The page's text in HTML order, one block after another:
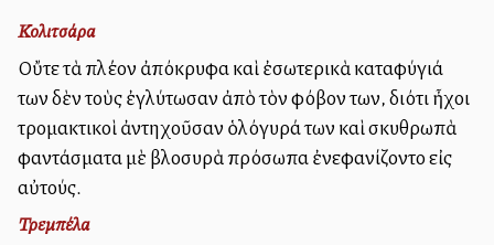
Κολιτσάρα
Οὔτε τὰ πλέον ἀπόκρυφα καὶ ἐσωτερικὰ καταφύγιά
των δὲν τοὺς ἐγλύτωσαν ἀπὸ τὸν φόβον των, διότι ἦχοι
τρομακτικοὶ ἀντηχοῦσαν ὁλόγυρά των καὶ σκυθρωπὰ
φαντάσματα μὲ βλοσυρὰ πρόσωπα ἐνεφανίζοντο εἰς
αὐτούς.
Τρεμπέλα